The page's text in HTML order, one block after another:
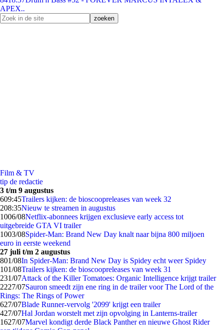
APEX..
Film & TV
tip de redactie
3 t/m 9 augustus
609:45Trailers kijken: de bioscoopreleases van week 32
208:35Nieuw te streamen in augustus
1006/08Netflix-abonnees krijgen exclusieve early access tot
uitgebreide GTA VI trailer
1003/08Spider-Man: Brand New Day knalt naar bijna 800 miljoen
euro in eerste weekend
27 juli t/m 2 augustus
801/08In Spider-Man: Brand New Day is Spidey echt weer Spidey
101/08Trailers kijken: de bioscoopreleases van week 31
231/07Attack of the Killer Tomatoes: Organic Intelligence krijgt trailer
2227/07Sauron smeedt zijn ene ring in de trailer voor The Lord of the
Rings: The Rings of Power
627/07Blade Runner-vervolg '2099' krijgt een trailer
427/07Hal Jordan worstelt met zijn opvolging in Lanterns-trailer
1627/07Marvel kondigt derde Black Panther en nieuwe Ghost Rider